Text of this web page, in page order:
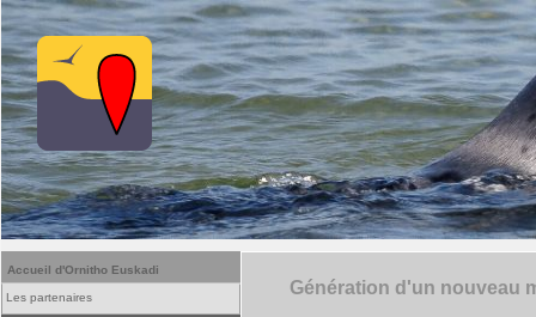
Accueil d'Ornitho Euskadi
Les partenaires Génération d'un nouveau